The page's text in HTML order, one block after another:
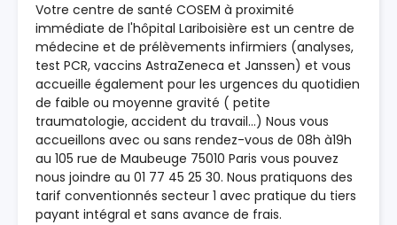
Votre centre de santé COSEM à proximité
immédiate de l'hôpital Lariboisière est un centre de
médecine et de prélèvements infirmiers (analyses,
test PCR, vaccins AstraZeneca et Janssen) et vous
accueille également pour les urgences du quotidien
de faible ou moyenne gravité ( petite
traumatologie, accident du travail…) Nous vous
accueillons avec ou sans rendez-vous de 08h à19h
au 105 rue de Maubeuge 75010 Paris vous pouvez
nous joindre au 01 77 45 25 30. Nous pratiquons des
tarif conventionnés secteur 1 avec pratique du tiers
payant intégral et sans avance de frais.